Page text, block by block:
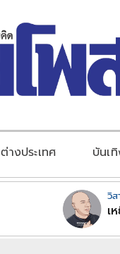
ต่างประเทศ บันเ
วิ
เ